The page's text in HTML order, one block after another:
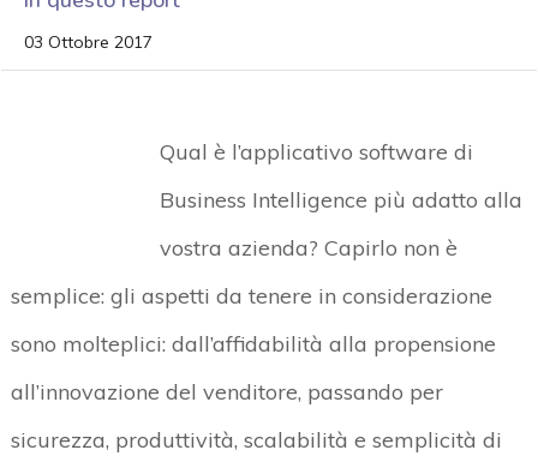
03 Ottobre 2017
Qual è l’applicativo software di
Business Intelligence più adatto alla
vostra azienda? Capirlo non è
semplice: gli aspetti da tenere in considerazione
sono molteplici: dall’affidabilità alla propensione
all’innovazione del venditore, passando per
sicurezza, produttività, scalabilità e semplicità di